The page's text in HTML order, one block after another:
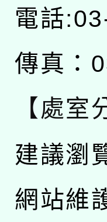
電話
傳真：
【處室
建議瀏
網站維